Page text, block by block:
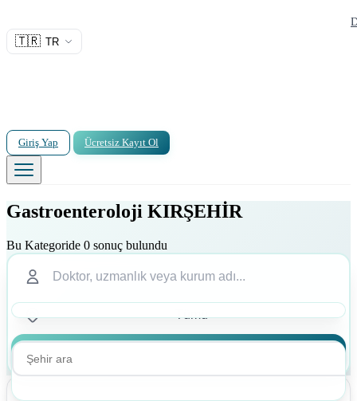
🇹🇷 TR
Giriş Yap Ücretsiz Kayıt Ol
Gastroenteroloji KIRŞEHİR
Bu Kategoride 0 sonuç bulundu